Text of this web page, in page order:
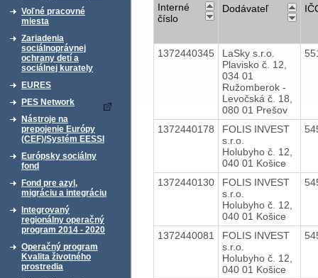
Voľné pracovné
miesta
Zariadenia
sociálnoprávnej
ochrany detí a
sociálnej kurately
EURES
PES Network
Nástroje na
prepojenie Európy
(CEF)/Systém EESSI
Európsky sociálny
fond
Fond pre azyl,
migráciu a integráciu
Integrovaný
regionálny operačný
program 2014 - 2020
Operačný program
Kvalita životného
prostredia
Interné
číslo
Dodávateľ
1372440345
LaSky s.r.o.
Plavisko č. 12,
034 01
Ružomberok -
Levočská č. 18,
080 01 Prešov
1372440178
FOLIS INVEST
s.r.o.
Holubyho č. 12,
040 01 Košice
1372440130
FOLIS INVEST
s.r.o.
Holubyho č. 12,
040 01 Košice
1372440081
FOLIS INVEST
s.r.o.
Holubyho č. 12,
040 01 Košice